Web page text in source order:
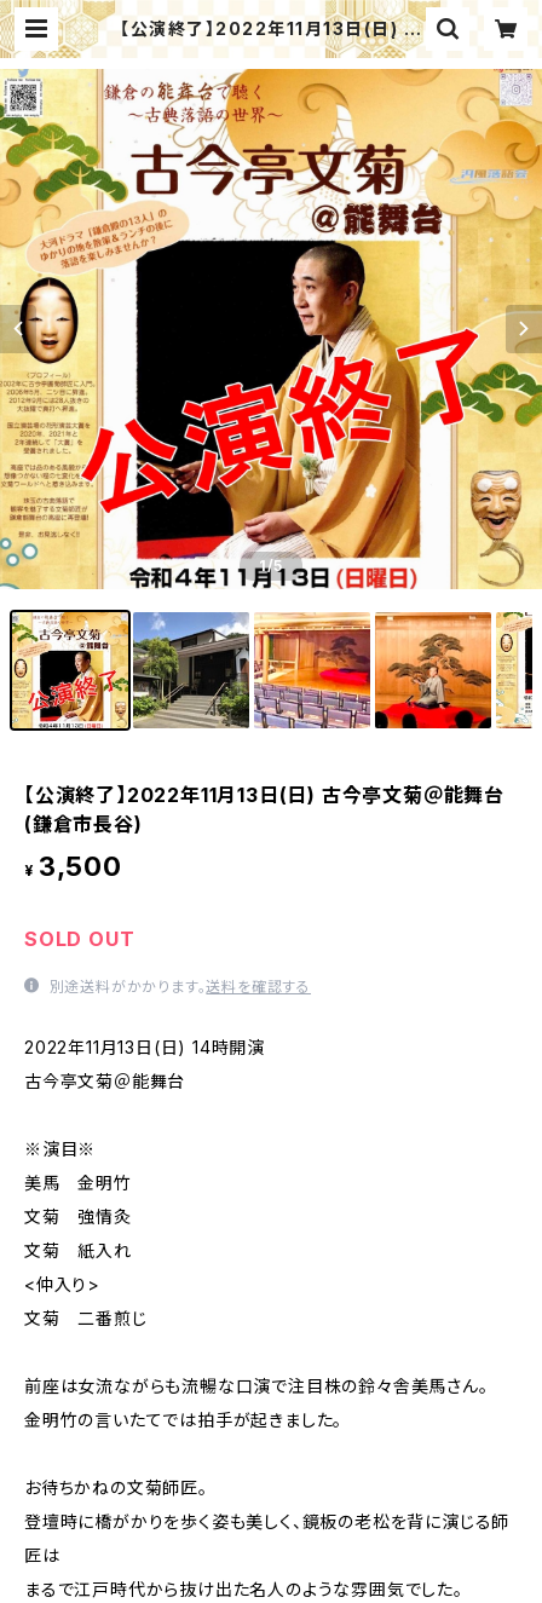
【公演終了】2022年11月13日(日) 古
今亭文菊＠能舞台 (鎌倉市長谷) | 汐
風落語会
1/5
【公演終了】2022年11月13日(日) 古今亭文菊＠能舞台
(鎌倉市長谷)
¥ 3,500
SOLD OUT
別途送料がかかります。送料を確認する
2022年11月13日(日) 14時開演
古今亭文菊＠能舞台
※演目※
美馬 金明竹
文菊 強情灸
文菊 紙入れ
<仲入り>
文菊 二番煎じ
前座は女流ながらも流暢な口演で注目株の鈴々舎美馬さん。
金明竹の言いたてでは拍手が起きました。
お待ちかねの文菊師匠。
登壇時に橋がかりを歩く姿も美しく、鏡板の老松を背に演じる師
匠は
まるで江戸時代から抜け出た名人のような雰囲気でした。